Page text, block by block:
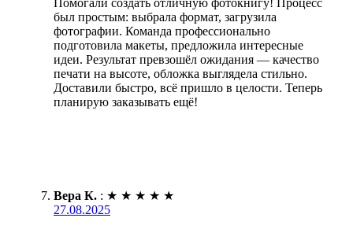
Помогали создать отличную фотокнигу! Процесс
был простым: выбрала формат, загрузила
фотографии. Команда профессионально
подготовила макеты, предложила интересные
идеи. Результат превзошёл ожидания — качество
печати на высоте, обложка выглядела стильно.
Доставили быстро, всё пришло в целости. Теперь
планирую заказывать ещё!
Вера К. : ★ ★ ★ ★ ★
27.08.2025